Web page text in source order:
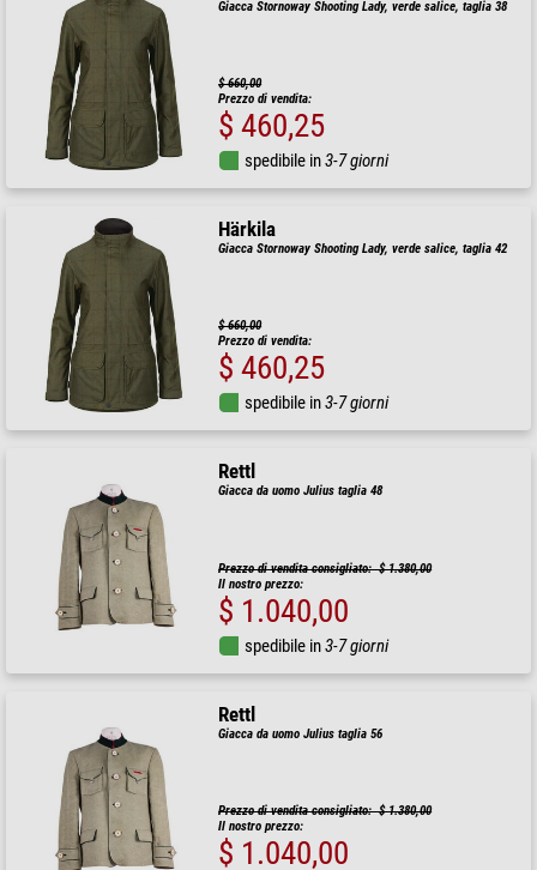
Giacca Stornoway Shooting Lady, verde salice, taglia 38
$ 660,00
Prezzo di vendita:
$ 460,25
spedibile in3-7 giorni
Härkila
Giacca Stornoway Shooting Lady, verde salice, taglia 42
$ 660,00
Prezzo di vendita:
$ 460,25
spedibile in3-7 giorni
Rettl
Giacca da uomo Julius taglia 48
Prezzo di vendita consigliato: $ 1.380,00
Il nostro prezzo:
$ 1.040,00
spedibile in3-7 giorni
Rettl
Giacca da uomo Julius taglia 56
Prezzo di vendita consigliato: $ 1.380,00
Il nostro prezzo:
$ 1.040,00